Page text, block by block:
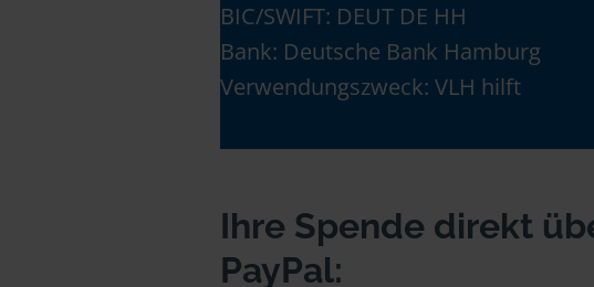
BIC/SWIFT: DEUT DE HH
Bank: Deutsche Bank Hamburg
Verwendungszweck: VLH hilft
Ihre Spende direkt
PayPal: